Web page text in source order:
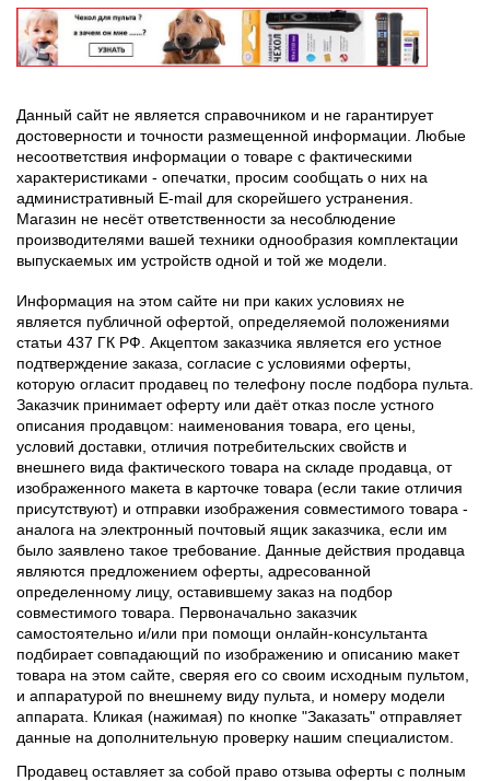
Данный сайт не является справочником и не гарантирует
достоверности и точности размещенной информации. Любые
несоответствия информации о товаре с фактическими
характеристиками - опечатки, просим сообщать о них на
административный E-mail для скорейшего устранения.
Магазин не несёт ответственности за несоблюдение
производителями вашей техники однообразия комплектации
выпускаемых им устройств одной и той же модели.
Информация на этом сайте ни при каких условиях не
является публичной офертой, определяемой положениями
статьи 437 ГК РФ. Акцептом заказчика является его устное
подтверждение заказа, согласие с условиями оферты,
которую огласит продавец по телефону после подбора пульта.
Заказчик принимает оферту или даёт отказ после устного
описания продавцом: наименования товара, его цены,
условий доставки, отличия потребительских свойств и
внешнего вида фактического товара на складе продавца, от
изображенного макета в карточке товара (если такие отличия
присутствуют) и отправки изображения совместимого товара -
аналога на электронный почтовый ящик заказчика, если им
было заявлено такое требование. Данные действия продавца
являются предложением оферты, адресованной
определенному лицу, оставившему заказ на подбор
совместимого товара. Первоначально заказчик
самостоятельно и/или при помощи онлайн-консультанта
подбирает совпадающий по изображению и описанию макет
товара на этом сайте, сверяя его со своим исходным пультом,
и аппаратурой по внешнему виду пульта, и номеру модели
аппарата. Кликая (нажимая) по кнопке "Заказать" отправляет
данные на дополнительную проверку нашим специалистом.
Продавец оставляет за собой право отзыва оферты с полным